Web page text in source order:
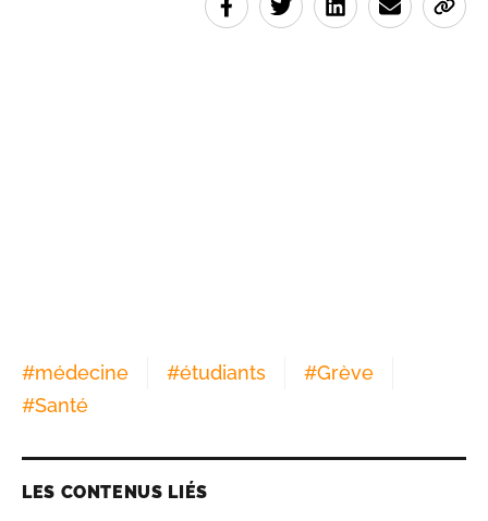
#médecine #étudiants #Grève
#Santé
LES CONTENUS LIÉS